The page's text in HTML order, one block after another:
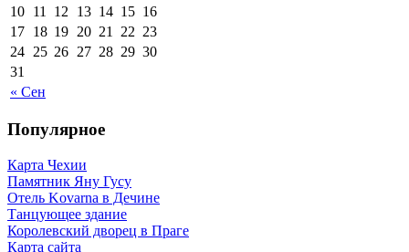
« Сен
10 11 12 13 14 15 16
17 18 19 20 21 22 23
24 25 26 27 28 29 30
31
Популярное
Карта Чехии
Памятник Яну Гусу
Отель Kovarna в Дечине
Танцующее здание
Королевский дворец в Праге
Карта сайта